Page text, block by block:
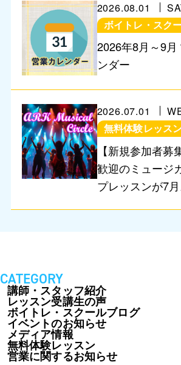
CATEGORY
講師・スタッフ紹介
レッスン受講生の声
ボイトレ・スクールブログ
イベントのお知らせ
メディア情報
無料体験レッスン
営業に関するお知らせ
2026.08.01
ボイトレ・スク
営業に関する
2026年8月～9月
ンダー
2026.07.01
無料体験レッス
【新規参加者募
歓迎のミュージ
プレッスンが7月